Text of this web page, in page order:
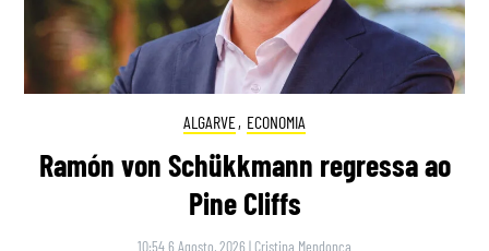
ALGARVE, ECONOMIA
Ramón von Schükkmann regressa ao
Pine Cliffs
10:54 6 Agosto, 2026 | Cristina Mendonça